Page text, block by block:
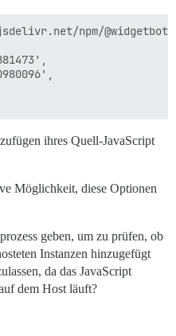
npm/@widgetbot/
ihres Quell-JavaScript
Möglichkeit, diese Optionen
geben, um zu prüfen, ob
Instanzen hinzugefügt
da das JavaScript
dem Host läuft?